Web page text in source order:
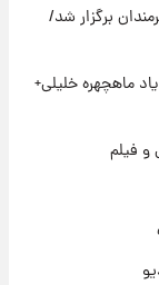
با موی
برگزار شد/
خلیلی+